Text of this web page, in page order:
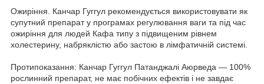
Ожиріння. Канчар Гуггул рекомендується використовувати як
супутний препарат у програмах регулювання ваги та під час
ожиріння для людей Кафа типу з підвищеним рівнем
холестерину, набряклістю або застою в лімфатичній системі.
Протипоказання: Канчар Гуггул Патанджалі Аюрведа — 100%
рослинний препарат, не має побічних ефектів і не завдає